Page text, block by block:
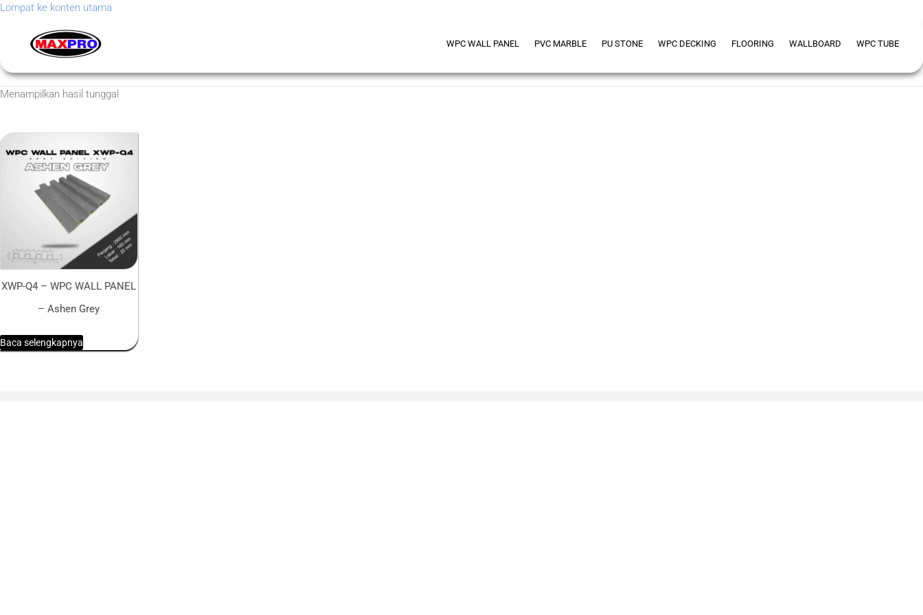
Lompat ke konten utama
WPC WALL PANEL PVC MARBLE PU STONE WPC DECKING FLOORING WALLBOARD WPC TUBE
Menampilkan hasil tunggal
XWP-Q4 – WPC WALL PANEL
– Ashen Grey
Baca selengkapnya